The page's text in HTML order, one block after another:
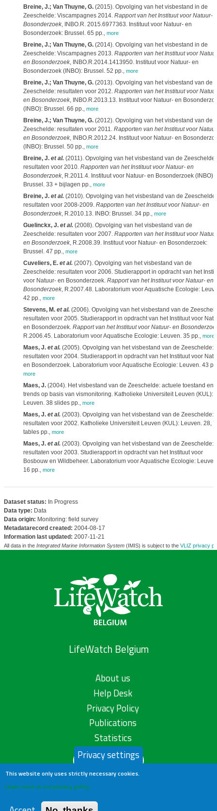
Breine, J.; Van Thuyne, G.(2015). Opvolging van het visbestand in de
Zeeschelde: Viscampagnes 2014. Rapport van het Instituut voor Natuur-
Bosonderzoek, INBO.R. 2015.6977363. Instituut voor Natuur- en
Bosonderzoek: Brussel. 65 pp. more
Breine, J.; Van Thuyne, G.(2014). Opvolging van het visbestand in de
Zeeschelde: Viscampagnes 2013. Rapporten van het Instituut voor
en Bosonderzoek, INBO.R.2014.1413950. Instituut voor Natuur- en
Bosonderzoek (INBO): Brussel. 52 pp. more
Breine, J.; Van Thuyne, G.(2013). Opvolging van het visbestand van de
Zeeschelde: resultaten voor 2012. Rapporten van het Instituut voor
en Bosonderzoek, INBO.R.2013.13. Instituut voor Natuur- en
(INBO): Brussel. 66 pp. more
Breine, J.; Van Thuyne, G.(2012). Opvolging van het visbestand van de
Zeeschelde: resultaten voor 2011. Rapporten van het Instituut voor
en Bosonderzoek, INBO.R.2012.24. Instituut voor Natuur- en
(INBO): Brussel. 50 pp. more
Breine, J. et al.(2011). Opvolging van het visbestand van de Zeeschelde:
resultaten voor 2010. Rapporten van het Instituut voor Natuur- en
Bosonderzoek, R.2011.4. Instituut voor Natuur- en Bosonderzoek (INBO):
Brussel. 33 + bijlagen pp. more
Breine, J. et al.(2010). Opvolging van het visbestand van de Zeeschelde:
resultaten voor 2008-2009. Rapporten van het Instituut voor Natuur- en
Bosonderzoek, R.2010.13. INBO: Brussel. 34 pp. more
Guelinckx, J. et al.(2008). Opvolging van het visbestand van de
Zeeschelde: resultaten voor 2007. Rapporten van het Instituut voor
en Bosonderzoek, R.2008.39. Instituut voor Natuur- en Bosonderzoek:
Brussel. 47 pp. more
Cuveliers, E. et al.(2007). Opvolging van het visbestand van de
Zeeschelde: resultaten voor 2006. Studierapport in opdracht van het
voor Natuur- en Bosonderzoek. Rapport van het Instituut voor Natuur- en
Bosonderzoek, R.2007.48. Laboratorium voor Aquatische Ecologie:
42 pp. more
Stevens, M. et al.(2006). Opvolging van het visbestand van de
resultaten voor 2005. Studierapport in opdracht van het Instituut voor
en Bosonderzoek. Rapport van het Instituut voor Natuur- en
R.2006.45. Laboratorium voor Aquatische Ecologie: Leuven. 35 pp. more
Maes, J. et al.(2005). Opvolging van het visbestand van de Zeeschelde:
resultaten voor 2004. Studierapport in opdracht van het Instituut voor
en Bosonderzoek. Laboratorium voor Aquatische Ecologie: Leuven. 43
more
Maes, J.(2004). Het visbestand van de Zeeschelde: actuele toestand en
trends op basis van vismonitoring. Katholieke Universiteit Leuven (KUL):
Leuven. 38 slides pp. more
Maes, J. et al.(2003). Opvolging van het visbestand van de Zeeschelde:
resultaten voor 2002. Katholieke Universiteit Leuven (KUL): Leuven. 28, 7
tables pp. more
Maes, J. et al.(2003). Opvolging van het visbestand van de Zeeschelde:
resultaten voor 2003. Studierapport in opdracht van het Instituut voor
Bosbouw en Wildbeheer. Laboratorium voor Aquatische Ecologie:
16 pp. more
Dataset status: In Progress
Data type: Data
Data origin: Monitoring: field survey
Metadatarecord created: 2004-08-17
Information last updated: 2007-11-21
All data in the Integrated Marine Information System(IMIS) is subject to the VLIZ privacy
LifeWatch Belgium
About us
Help Desk
Privacy Policy
Publications
Statistics
Contact us
Privacy settings
This website only uses strictly necessary cookies.
Learn more in our privacy policy